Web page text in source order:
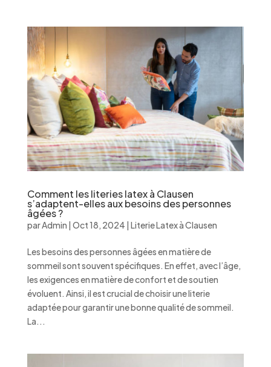
Comment les literies latex à Clausen
s’adaptent-elles aux besoins des personnes
âgées ?
parAdmin | Oct 18, 2024 | Literie Latex à Clausen
Les besoins des personnes âgées en matière de
sommeil sont souvent spécifiques. En effet, avec l’âge,
les exigences en matière de confort et de soutien
évoluent. Ainsi, il est crucial de choisir une literie
adaptée pour garantir une bonne qualité de sommeil.
La...